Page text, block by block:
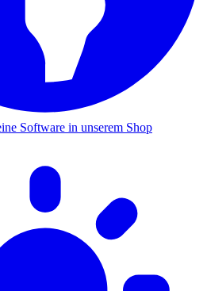
Software in unserem Shop